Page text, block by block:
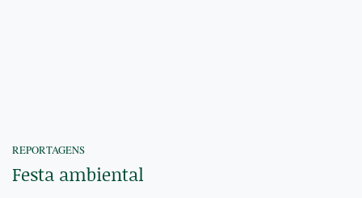
REPORTAGENS
Festa ambiental